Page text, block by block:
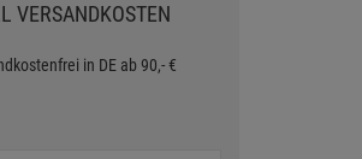
VERSANDKOSTEN
in DE ab 90,- €